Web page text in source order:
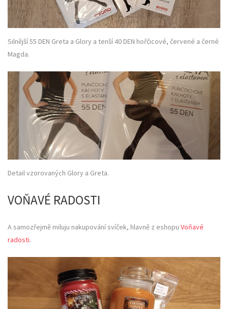
Silnější 55 DEN Greta a Glory a tenší 40 DEN hořčicové, červené a černé
Magda.
Detail vzorovaných Glory a Greta.
VOŇAVÉ RADOSTI
A samozřejmě miluju nakupování svíček, hlavně z eshopu Voňavé
radosti.